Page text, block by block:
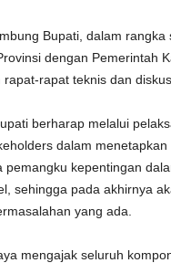
Bupati, dalam
dengan Pemerintah
rapat-rapat teknis dan
berharap melalui
dalam
pemangku kepentingan
sehingga pada akhirnya
yang ada.
mengajak seluruh